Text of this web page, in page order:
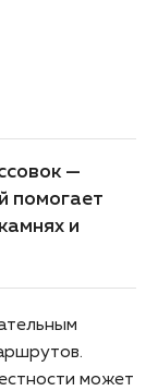
—
помогает
и
может